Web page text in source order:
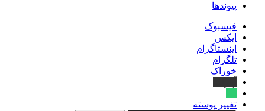
پیوندها
فیسبوک
ایکس
اینستاگرام
تلگرام
خوراک
تغییر پوسته